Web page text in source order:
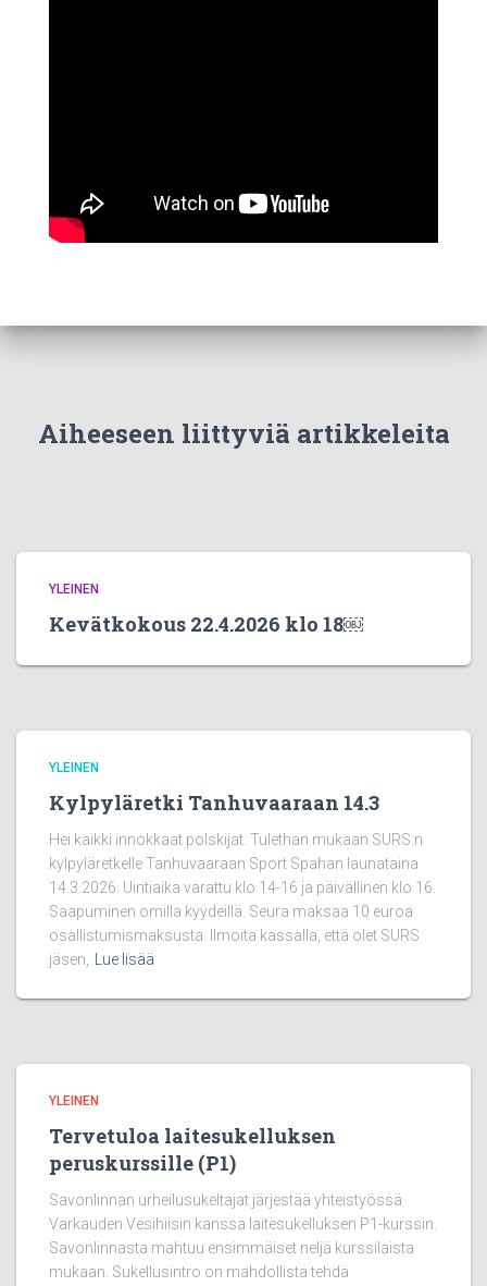
Aiheeseen liittyviä artikkeleita
YLEINEN
Kevätkokous 22.4.2026 klo 18￼
YLEINEN
Kylpyläretki Tanhuvaaraan 14.3
Hei kaikki innokkaat polskijat. Tulethan mukaan SURS:n
kylpyläretkelle Tanhuvaaraan Sport Spahan launataina
14.3.2026. Uintiaika varattu klo 14-16 ja päivällinen klo 16.
Saapuminen omilla kyydeillä. Seura maksaa 10 euroa
osallistumismaksusta. Ilmoita kassalla, että olet SURS
jäsen,
Lue lisää
YLEINEN
Tervetuloa laitesukelluksen
peruskurssille (P1)
Savonlinnan urheilusukeltajat järjestää yhteistyössä
Varkauden Vesihiisin kanssa laitesukelluksen P1-kurssin.
Savonlinnasta mahtuu ensimmäiset neljä kurssilaista
mukaan. Sukellusintro on mahdollista tehdä